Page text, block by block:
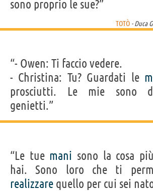
sono proprio le sue?”
TOTÒ - Duca
“- Owen: Ti faccio vedere.
- Christina: Tu? Guardati le
prosciutti. Le mie sono
genietti.”
“Le tue mani sono la cosa
hai. Sono loro che ti
realizzare quello per cui sei